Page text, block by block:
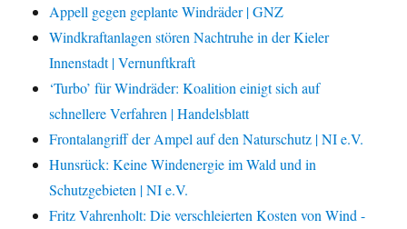
Appell gegen geplante Windräder | GNZ
Windkraftanlagen stören Nachtruhe in der Kieler
Innenstadt | Vernunftkraft
‘Turbo’ für Windräder: Koalition einigt sich auf
schnellere Verfahren | Handelsblatt
Frontalangriff der Ampel auf den Naturschutz | NI e.V.
Hunsrück: Keine Windenergie im Wald und in
Schutzgebieten | NI e.V.
Fritz Vahrenholt: Die verschleierten Kosten von Wind -